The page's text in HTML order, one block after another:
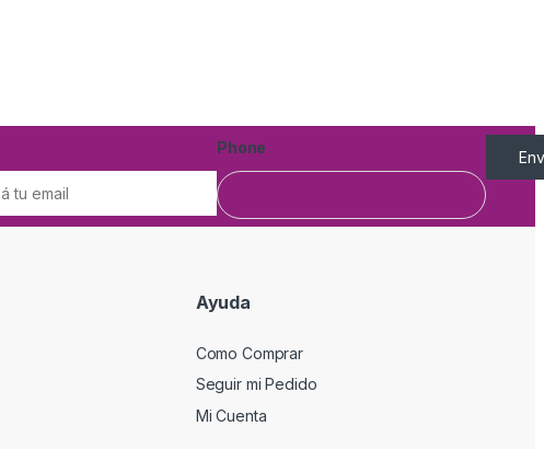
Phone
Ayuda
Como Comprar
Seguir mi Pedido
Mi Cuenta